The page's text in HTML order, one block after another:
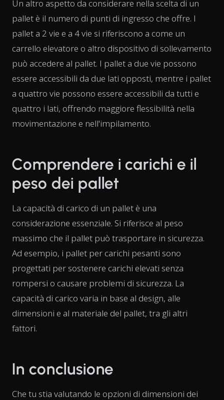
Un altro aspetto da considerare nella scelta di un
pallet è il numero di punti di ingresso che offre. I
pallet a 2 vie e a 4 vie si riferiscono a come un
carrello elevatore o altro dispositivo di sollevamento
può accedere al pallet. I pallet a due vie possono
essere accessibili da due lati opposti, mentre i pallet
a quattro vie possono essere accessibili da tutti e
quattro i lati, offrendo maggiore flessibilità nella
movimentazione e nell'impilamento.
Comprendere i carichi e il
peso dei pallet
La capacità di carico di un pallet è una
considerazione essenziale. Si riferisce al peso
massimo che il pallet può trasportare in sicurezza.
Ad esempio, i pallet per carichi pesanti sono
progettati per sostenere carichi elevati senza
rompersi o causare problemi di sicurezza. La
capacità di carico varia in base al design, alle
dimensioni e al materiale del pallet, tra gli altri
fattori.
In conclusione
Che tu stia valutando le opzioni di dimensioni dei